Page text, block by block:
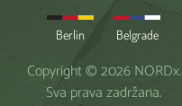
Berlin Belgrade
Copyright © 2026 NORDx.
Sva prava zadržana.